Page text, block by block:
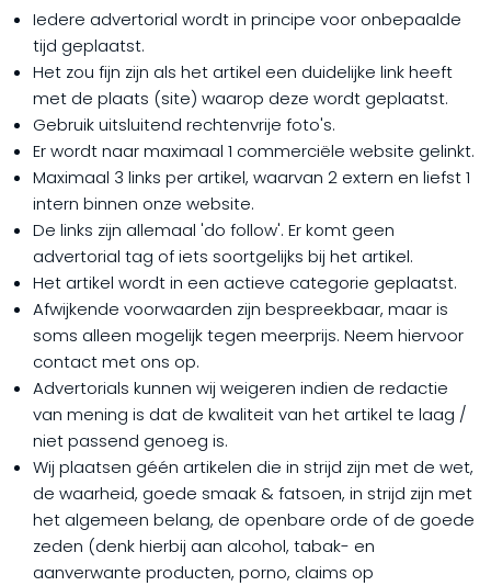
Iedere advertorial wordt in principe voor onbepaalde
tijd geplaatst.
Het zou fijn zijn als het artikel een duidelijke link heeft
met de plaats (site) waarop deze wordt geplaatst.
Gebruik uitsluitend rechtenvrije foto's.
Er wordt naar maximaal 1 commerciële website gelinkt.
Maximaal 3 links per artikel, waarvan 2 extern en liefst 1
intern binnen onze website.
De links zijn allemaal 'do follow'. Er komt geen
advertorial tag of iets soortgelijks bij het artikel.
Het artikel wordt in een actieve categorie geplaatst.
Afwijkende voorwaarden zijn bespreekbaar, maar is
soms alleen mogelijk tegen meerprijs. Neem hiervoor
contact met ons op.
Advertorials kunnen wij weigeren indien de redactie
van mening is dat de kwaliteit van het artikel te laag /
niet passend genoeg is.
Wij plaatsen géén artikelen die in strijd zijn met de wet,
de waarheid, goede smaak & fatsoen, in strijd zijn met
het algemeen belang, de openbare orde of de goede
zeden (denk hierbij aan alcohol, tabak- en
aanverwante producten, porno, claims op